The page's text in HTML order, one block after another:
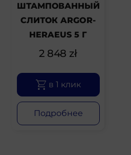
ШТАМПОВАННЫЙ
СЛИТОК ARGOR-
HERAEUS 5 Г
2 848 zł
в 1 клик
Подробнее